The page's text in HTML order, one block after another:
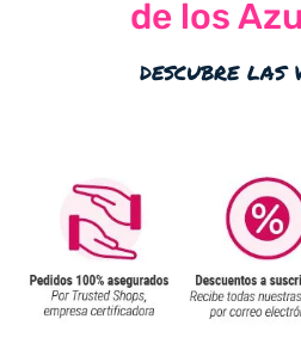
de los
descubre las